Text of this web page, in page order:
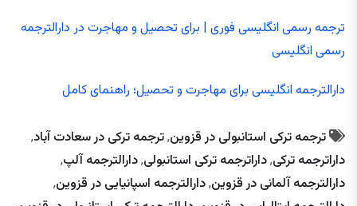
ترجمه رسمی انگلیسی فوری | برای تحصیل و مهاجرت در دارالترجمه
رسمی انگلیسی
دارالترجمه انگلیسی برای مهاجرت و تحصیل؛ راهنمای کامل
ترجمه ترکی استانبولی در قزوین,ترجمه ترکی در سعادت آباد,
داراترجمه ترکی,داراترجمه ترکی استانبولی,دارالترجمه آلپ,
دارالترجمه آلمانی در قزوین,دارالترجمه اسپانیایی در قزوین,